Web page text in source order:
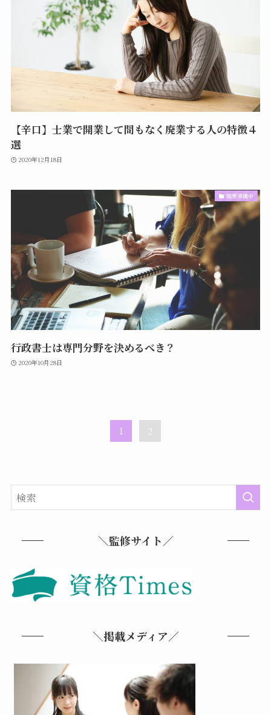
【辛口】士業で開業して間もなく廃業する人の特徴４
選
2020年12月18日
開業準備中
行政書士は専門分野を決めるべき？
2020年10月28日
1 2
＼監修サイト／
＼掲載メディア／